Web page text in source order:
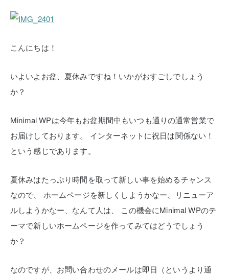
こんにちは！
いよいよお盆、夏休みですね！いかがおすごしでしょう
か？
Minimal WPは今年もお盆期間中もいつも通りの通常営業で
お届けしております。
インターネットに祝日は関係ない！
という感じであります。
夏休みはたっぷり時間を取って新しい事を始めるチャンス
なので、
ホームページを新しくしようかなー、リニューア
ルしようかなー、なんて人は、
この機会にMinimal WPのテ
ーマで新しいホームページを作ってみてはどうでしょう
か？
なのですが、お問い合わせのメールは即日（というより通